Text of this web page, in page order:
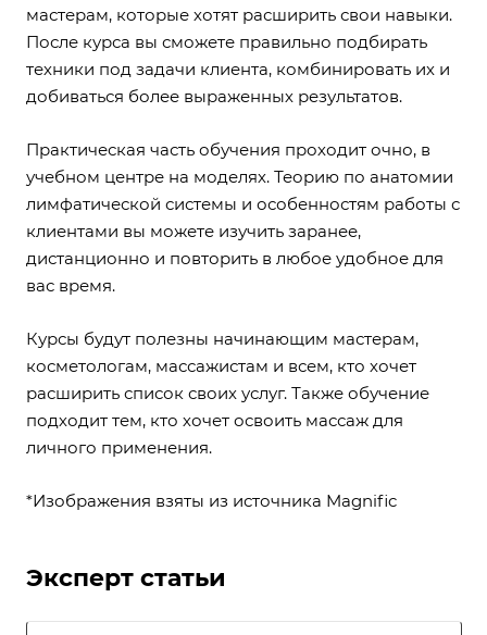
мастерам, которые хотят расширить свои навыки.
После курса вы сможете правильно подбирать
техники под задачи клиента, комбинировать их и
добиваться более выраженных результатов.
Практическая часть обучения проходит очно, в
учебном центре на моделях. Теорию по анатомии
лимфатической системы и особенностям работы с
клиентами вы можете изучить заранее,
дистанционно и повторить в любое удобное для
вас время.
Курсы будут полезны начинающим мастерам,
косметологам, массажистам и всем, кто хочет
расширить список своих услуг. Также обучение
подходит тем, кто хочет освоить массаж для
личного применения.
*Изображения взяты из источника Magnific
Эксперт статьи